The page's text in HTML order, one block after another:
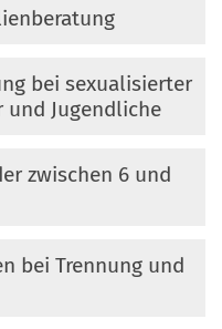
bei sexualisierter
und Jugendliche
zwischen 6 und
bei Trennung und